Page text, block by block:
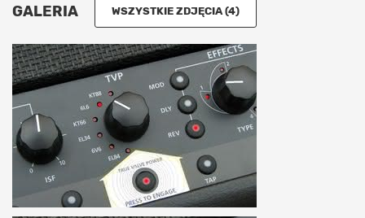
GALERIA WSZYSTKIE ZDJĘCIA (4)